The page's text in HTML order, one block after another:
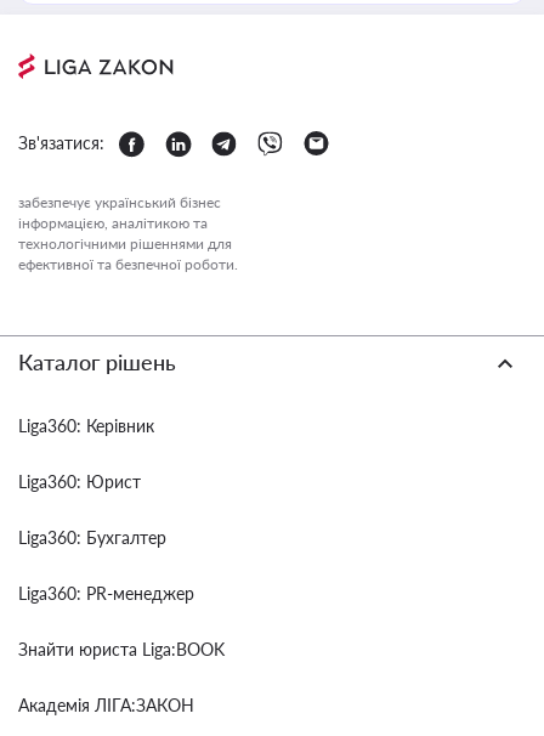
Зв'язатися:
забезпечує український бізнес
інформацією, аналітикою та
технологічними рішеннями для
ефективної та безпечної роботи.
Каталог рішень
Liga360: Керівник
Liga360: Юрист
Liga360: Бухгалтер
Liga360: PR-менеджер
Знайти юриста Liga:BOOK
Академія ЛІГА:ЗАКОН